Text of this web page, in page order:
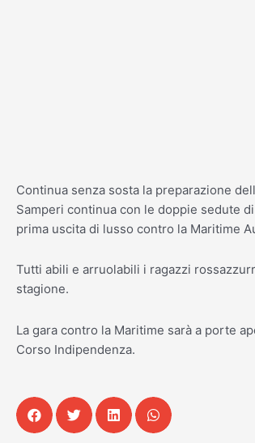
Continua senza sosta la preparazione
Samperi continua con le doppie sedute
prima uscita di lusso contro la Maritime
Tutti abili e arruolabili i ragazzi
stagione.
La gara contro la Maritime sarà a porte
Corso Indipendenza.